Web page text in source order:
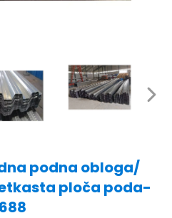
podna obloga/
ploča poda-
688